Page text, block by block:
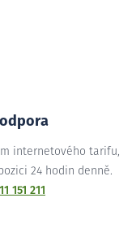
internetového tarifu,
24 hodin denně.
151 211